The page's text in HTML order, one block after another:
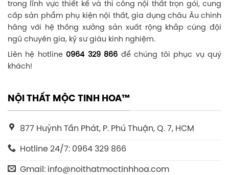
trong lĩnh vực thiết kế và thi công nội thất trọn gói, cung
cấp sản phẩm phụ kiện nội thất, gia dụng châu Âu chính
hãng với hệ thống xưởng sản xuất rộng khắp cùng đội
ngũ chuyên gia, kỹ sư giàu kinh nghiệm.
Liên hệ hotline 0964 329 866 để chúng tôi phục vụ quý
khách!
NỘI THẤT MỘC TINH HOA™
877 Huỳnh Tấn Phát, P. Phú Thuận, Q. 7, HCM
Hotline 24/7: 0964 329 866
Gmail: info@noithatmoctinhhoa.com